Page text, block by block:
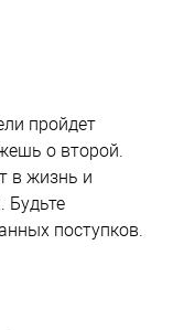
пройдет
о второй.
в жизнь и
Будьте
поступков.